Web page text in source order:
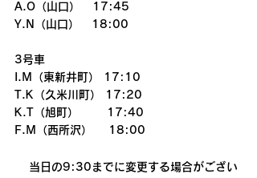
A.O（山口）   17:45
Y.N（山口）   18:00
3号車
I.M（東新井町） 17:10
T.K（久米川町） 17:20
K.T（旭町）       17:40
F.M（西所沢）    18:00
当日の9:30までに変更する場合がござい